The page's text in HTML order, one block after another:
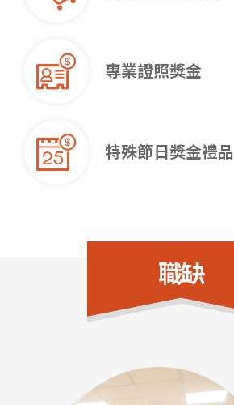
專業證照獎金
特殊節日獎金禮品
職缺